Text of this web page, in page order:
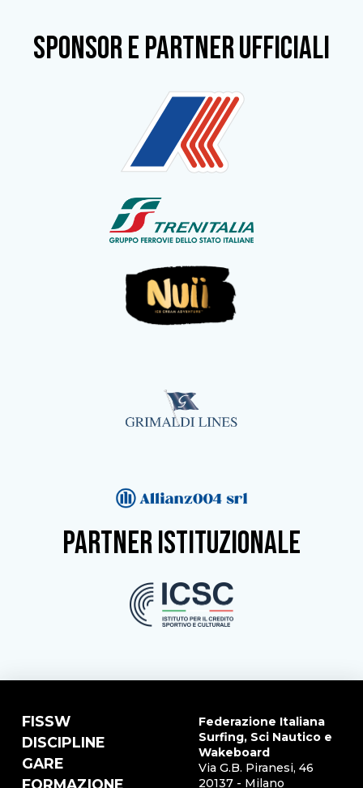
SPONSOR e partner ufficiali
partner istituzionale
FISSW
DISCIPLINE
GARE
FORMAZIONE
Federazione Italiana
Surfing, Sci Nautico e
Wakeboard
Via G.B. Piranesi, 46
20137 - Milano